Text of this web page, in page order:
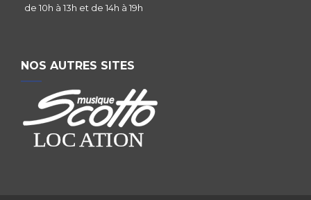
de 10h à 13h et de 14h à 19h
NOS AUTRES SITES